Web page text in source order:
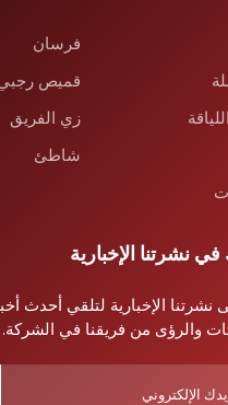
فرسان
قميص
زي الفريق
شاطئ
نشرتنا الإخبارية
نشرتنا الإخبارية لتلقي أحدث
والرؤى من فريقنا في الشركة.